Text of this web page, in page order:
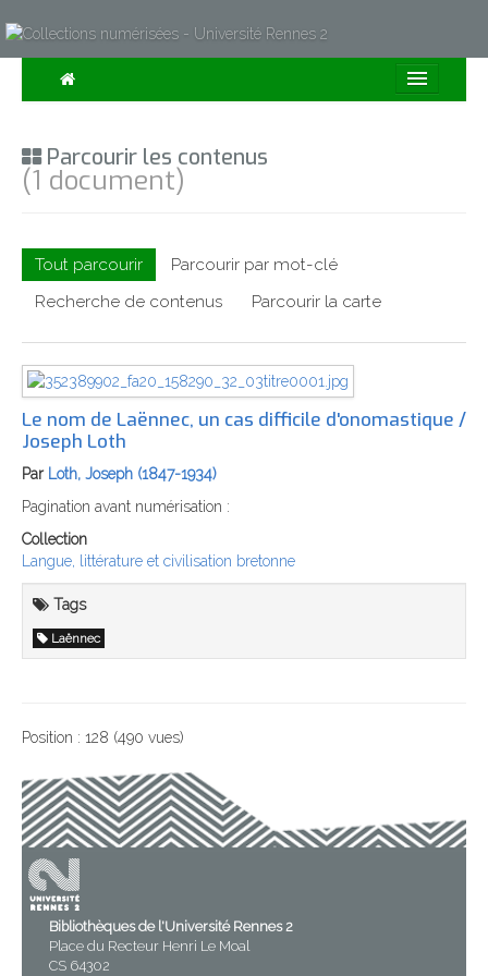
Collections
Expositions
À propos
Recherche avancée
Parcourir les contenus
(1 document)
Tout parcourir
Parcourir par mot-clé
Recherche de contenus
Parcourir la carte
Le nom de Laënnec, un cas difficile d'onomastique /
Joseph Loth
Par Loth, Joseph (1847-1934)
Pagination avant numérisation :
Collection
Langue, littérature et civilisation bretonne
Tags
Laënnec
Position : 128 (490 vues)
Bibliothèques de l'Université Rennes 2
Place du Recteur Henri Le Moal
CS 64302